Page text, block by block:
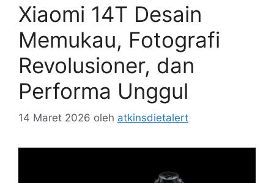
Xiaomi 14T Desain
Memukau, Fotografi
Revolusioner, dan
Performa Unggul
14 Maret 2026 oleh atkinsdietalert